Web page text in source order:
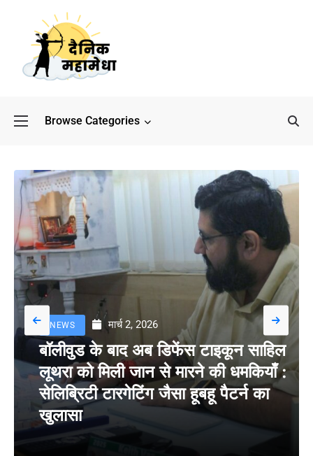
Browse Categories
NEWS मार्च 2, 2026
बॉलीवुड के बाद अब डिफेंस टाइकून साहिल
लूथरा को मिली जान से मारने की धमकियाँ :
सेलिब्रिटी टारगेटिंग जैसा हूबहू पैटर्न का
खुलासा